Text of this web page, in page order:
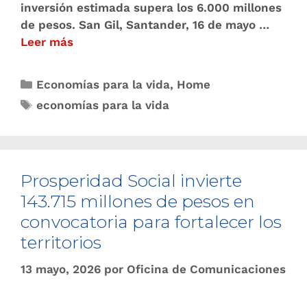
inversión estimada supera los 6.000 millones
de pesos. San Gil, Santander, 16 de mayo …
Leer más
Economías para la vida, Home
economías para la vida
Prosperidad Social invierte
143.715 millones de pesos en
convocatoria para fortalecer los
territorios
13 mayo, 2026 por Oficina de Comunicaciones